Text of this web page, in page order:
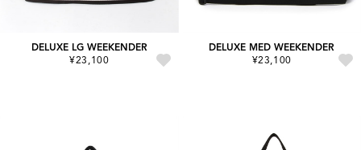
DELUXE LG WEEKENDER
¥23,100
DELUXE MED WEEKENDER
¥23,100